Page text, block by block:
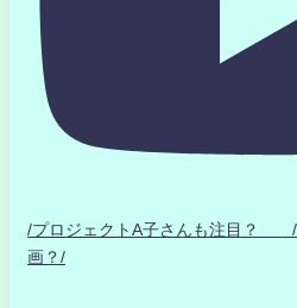
/プロジェクトA子さんも注目？ /
画？/